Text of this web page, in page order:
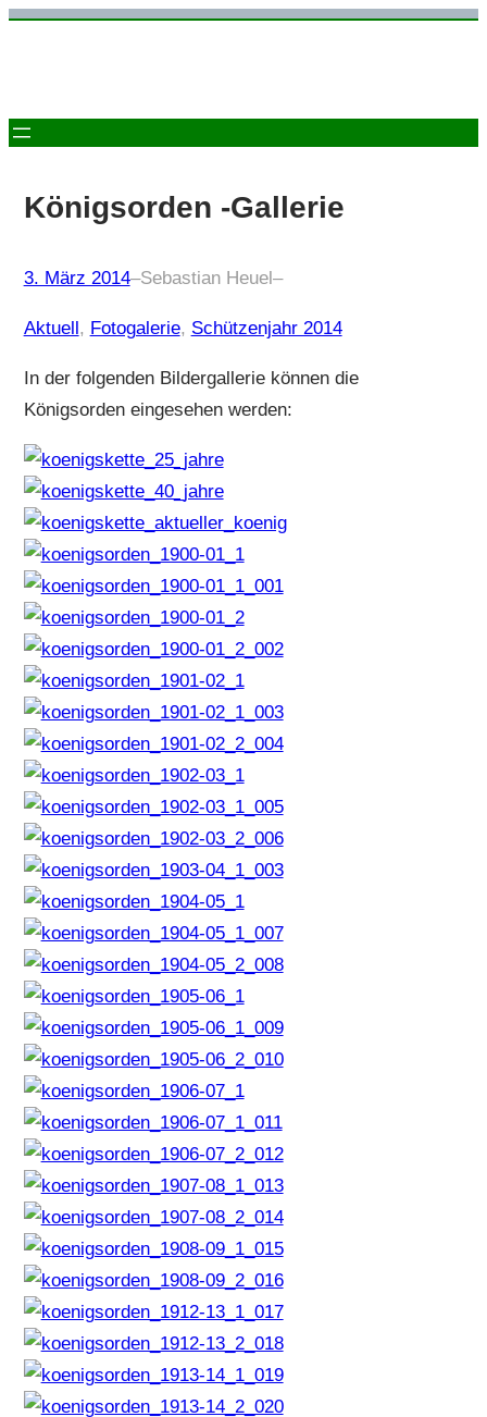
Zum
Königsorden -Gallerie
3. März 2014–Sebastian Heuel–
Aktuell, Fotogalerie, Schützenjahr 2014
In der folgenden Bildergallerie können die
Königsorden eingesehen werden: